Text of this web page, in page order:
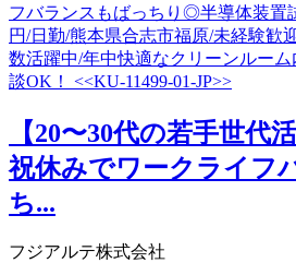
【20〜30代の若手世代
祝休みでワークライフ
ち...
フジアルテ株式会社